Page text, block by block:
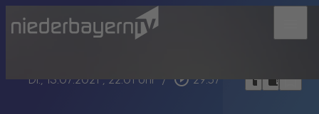
Di., 13.07.2021 , 22:01 Uhr / play_circle_outline 29:57 headphoneschrome_reader_modebookmark_border